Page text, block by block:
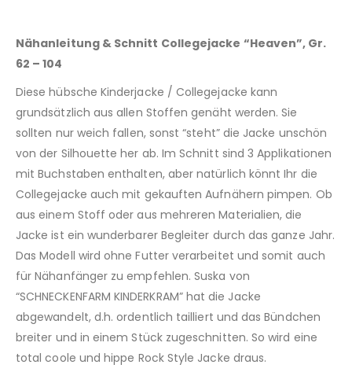
Nähanleitung & Schnitt Collegejacke “Heaven”, Gr.
62 – 104
Diese hübsche Kinderjacke / Collegejacke kann
grundsätzlich aus allen Stoffen genäht werden. Sie
sollten nur weich fallen, sonst “steht” die Jacke unschön
von der Silhouette her ab. Im Schnitt sind 3 Applikationen
mit Buchstaben enthalten, aber natürlich könnt Ihr die
Collegejacke auch mit gekauften Aufnähern pimpen. Ob
aus einem Stoff oder aus mehreren Materialien, die
Jacke ist ein wunderbarer Begleiter durch das ganze Jahr.
Das Modell wird ohne Futter verarbeitet und somit auch
für Nähanfänger zu empfehlen. Suska von
“SCHNECKENFARM KINDERKRAM” hat die Jacke
abgewandelt, d.h. ordentlich tailliert und das Bündchen
breiter und in einem Stück zugeschnitten. So wird eine
total coole und hippe Rock Style Jacke draus.